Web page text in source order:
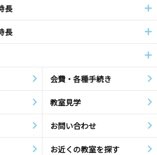
長
長
会費・各種手続き
教室見学
お問い合わせ
お近くの教室を探す